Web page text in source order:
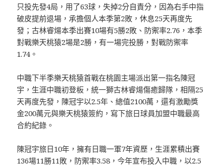
只投先發4局，用了63球，失掉2分自責分，因為右手中指
破皮提前退場，承擔個人本季第2敗，休息25天再度先
發；古林睿煬本季出賽10場有5勝2敗、防禦率2.76，本季
對戰樂天桃猿2場是2勝，有一場完投勝，對戰防禦率
1.74。
中職下半季樂天桃猿首戰在桃園主場派出第一指名陳冠
宇，生涯中職初登板，統一獅古林睿煬傷癒歸隊，相隔25
天再度先發，陳冠宇以2.5年、總值2100萬，還有激勵獎
金200萬元與樂天桃猿簽約，寫下旅日球員加盟中職最高
合約紀錄。
陳冠宇旅日10年，擁有日職一軍7年資歷，生涯累積出賽
136場11勝11敗，防禦率3.58，今年宣布投入中職，以2.5